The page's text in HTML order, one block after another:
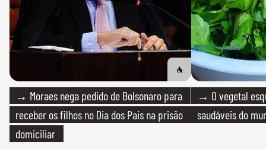
→ Moraes nega pedido de Bolsonaro para
receber os filhos no Dia dos Pais na prisão
domiciliar
→ O vegetal
saudáveis do